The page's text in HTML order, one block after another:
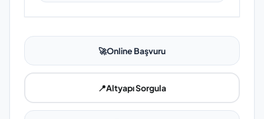
🚀Online Başvuru
📍Altyapı Sorgula